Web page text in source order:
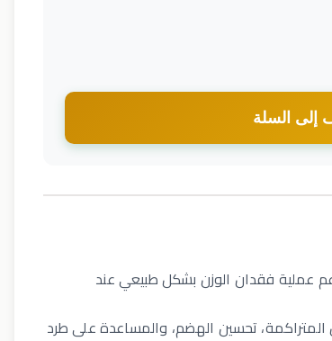
إلى السلة
عملية فقدان الوزن بشكل طبيعي عند
تحسين الهضم، والمساعدة على طرد